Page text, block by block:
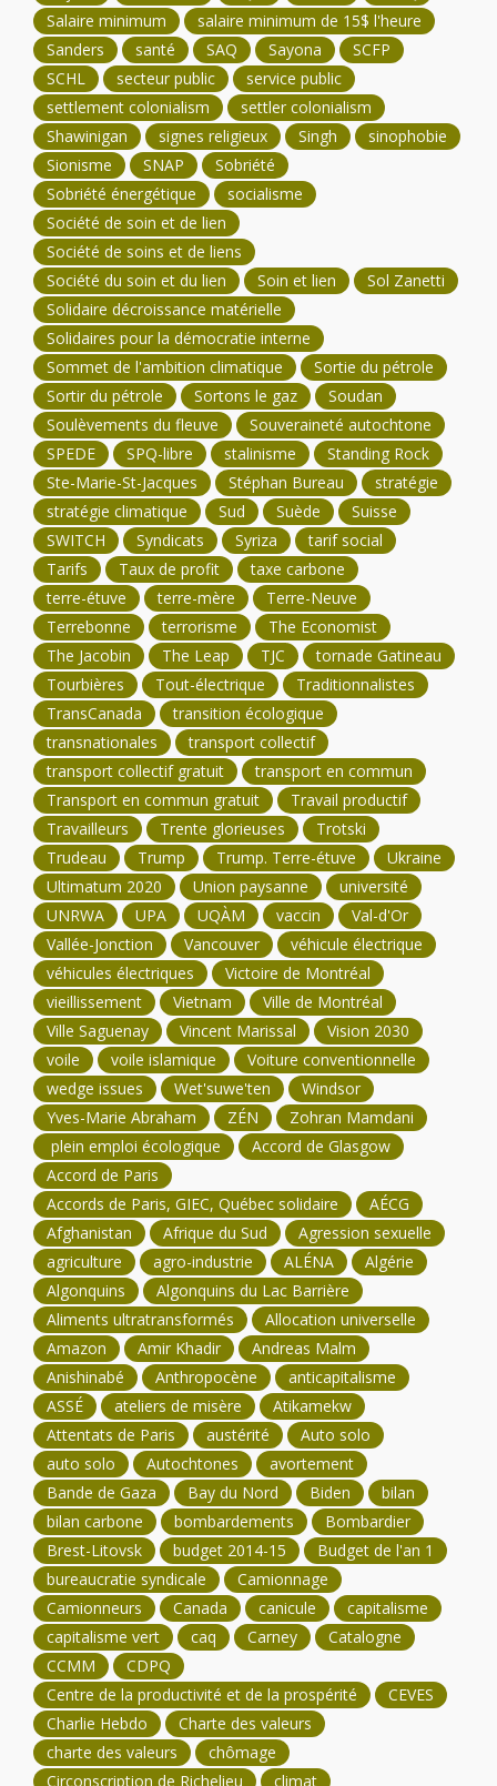
Salaire minimum
salaire minimum de 15$ l'heure
Sanders
santé SAQ Sayona
SCFP
SCHL
secteur public
service public
settlement colonialism
settler colonialism
Shawinigan
signes religieux Singh
sinophobie
Sionisme
SNAP
Sobriété
Sobriété énergétique
socialisme
Société de soin et de lien
Société de soins et de liens
Société du soin et du lien
Soin et lien
Sol Zanetti
Solidaire décroissance matérielle
Solidaires pour la démocratie interne
Sommet de l'ambition climatique
Sortie du pétrole
Sortir du pétrole
Sortons le gaz
Soudan
Soulèvements du fleuve
Souveraineté autochtone
SPEDE
SPQ-libre stalinisme
Standing Rock
Ste-Marie-St-Jacques
Stéphan Bureau
stratégie
stratégie climatique
Sud Suède
Suisse
SWITCH
Syndicats Syriza
tarif social
Tarifs
Taux de profit
taxe carbone
terre-étuve
terre-mère
Terre-Neuve
Terrebonne
terrorisme
The Economist
The Jacobin
The Leap TJC
tornade Gatineau
Tourbières
Tout-électrique
Traditionnalistes
TransCanada
transition écologique
transnationales
transport collectif
transport collectif gratuit
transport en commun
Transport en commun gratuit
Travail productif
Travailleurs
Trente glorieuses
Trotski
Trudeau
Trump Trump. Terre-étuve
Ukraine
Ultimatum 2020
Union paysanne
université
UNRWA
UPA UQÀM vaccin
Val-d'Or
Vallée-Jonction
Vancouver
véhicule électrique
véhicules électriques
Victoire de Montréal
vieillissement
Vietnam
Ville de Montréal
Ville Saguenay
Vincent Marissal
Vision 2030
voile
voile islamique
Voiture conventionnelle
wedge issues
Wet'suwe'ten
Windsor
Yves-Marie Abraham
ZÉN
Zohran Mamdani
plein emploi écologique
Accord de Glasgow
Accord de Paris
Accords de Paris, GIEC, Québec solidaire
AÉCG
Afghanistan
Afrique du Sud
Agression sexuelle
agriculture
agro-industrie ALÉNA
Algérie
Algonquins
Algonquins du Lac Barrière
Aliments ultratransformés
Allocation universelle
Amazon
Amir Khadir
Andreas Malm
Anishinabé
Anthropocène
anticapitalisme
ASSÉ
ateliers de misère
Atikamekw
Attentats de Paris
austérité
Auto solo
auto solo
Autochtones
avortement
Bande de Gaza
Bay du Nord Biden
bilan
bilan carbone
bombardements
Bombardier
Brest-Litovsk
budget 2014-15
Budget de l'an 1
bureaucratie syndicale
Camionnage
Camionneurs
Canada canicule
capitalisme
capitalisme vert
caq Carney
Catalogne
CCMM
CDPQ
Centre de la productivité et de la prospérité
CEVES
Charlie Hebdo
Charte des valeurs
charte des valeurs
chômage
Circonscription de Richelieu
climat